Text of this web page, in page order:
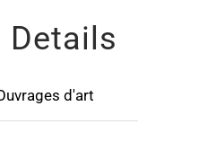
Details
d'art